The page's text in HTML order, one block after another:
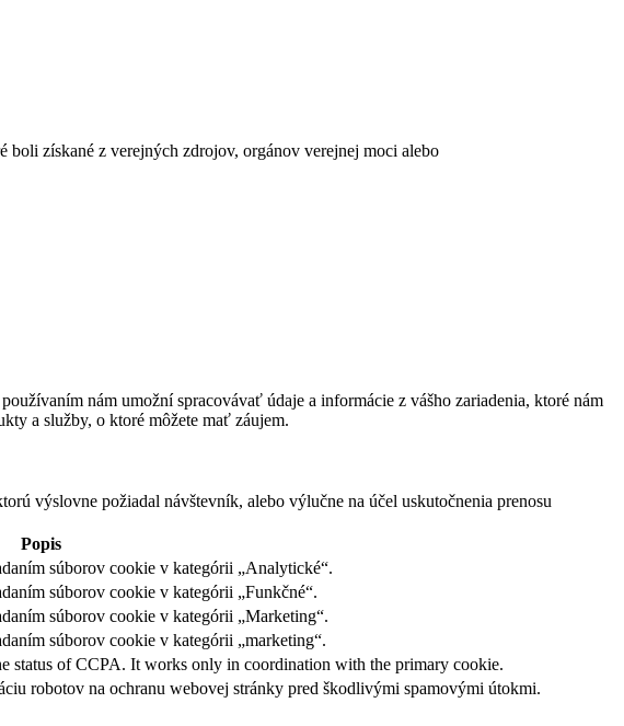
boli získané z verejných zdrojov, orgánov verejnej moci alebo
nám umožní spracovávať údaje a informácie z vášho zariadenia, ktoré nám
a služby, o ktoré môžete mať záujem.
výslovne požiadal návštevník, alebo výlučne na účel uskutočnenia prenosu
Popis
súborov cookie v kategórii „Analytické“.
súborov cookie v kategórii „Funkčné“.
súborov cookie v kategórii „Marketing“.
súborov cookie v kategórii „marketing“.
status of CCPA. It works only in coordination with the primary cookie.
robotov na ochranu webovej stránky pred škodlivými spamovými útokmi.